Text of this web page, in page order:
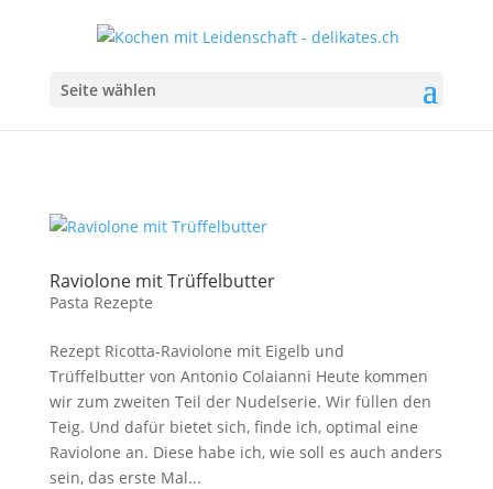
Seite wählen
Raviolone mit Trüffelbutter
Pasta Rezepte
Rezept Ricotta-Raviolone mit Eigelb und
Trüffelbutter von Antonio Colaianni Heute kommen
wir zum zweiten Teil der Nudelserie. Wir füllen den
Teig. Und dafür bietet sich, finde ich, optimal eine
Raviolone an. Diese habe ich, wie soll es auch anders
sein, das erste Mal...